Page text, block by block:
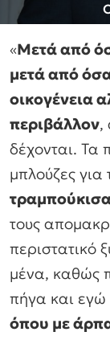
«Μετά από
μετά από
οικογένεια
περιβάλλον,
δέχονται. Τα
μπλούζες για
τους
περιστατικό
μένα, καθώς
πήγα και εγώ
όπου με